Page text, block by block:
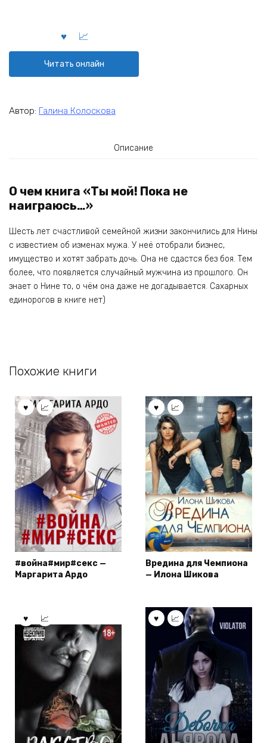
Читать онлайн
Автор: Галина Колоскова
Описание
О чем книга «Ты мой! Пока не
наиграюсь…»
Шесть лет счастливой семейной жизни закончились для Нины
с известием об изменах мужа. У неё отобрали бизнес,
имущество и хотят забрать дочь. Она не сдастся без боя. Тем
более, что появляется случайный мужчина из прошлого. Он
знает о Нине то, о чём она даже не догадывается. Сахарных
единорогов в книге нет)
Похожие книги
#война#мир#секс —
Маргарита Ардо
Вредина для Чемпиона
— Илона Шикова